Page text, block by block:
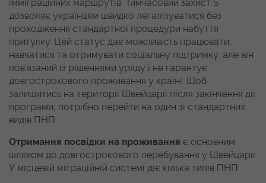
імміграційних маршрутів. Тимчасовий захист S
дозволяє українцям швидко легалізуватися без
проходження стандартної процедури набуття
притулку. Цей статус дає можливість працювати,
навчатися та отримувати соціальну підтримку, але він
пов’язаний із рішеннями уряду і не гарантує
довгострокового проживання у країні. Щоб
залишитись на території Швейцарії після закінчення дії
програми, потрібно перейти на один зі стандартних
видів ПНП.
Отримання посвідки на проживання є основним
шляхом до довгострокового перебування у Швейцарії.
У місцевій міграційній системі діє кілька типів ПНП: